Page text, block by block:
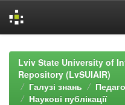
navigationLviv State University of
Repository (LvSUIAIR)
Галузі знань
Наукові публікації